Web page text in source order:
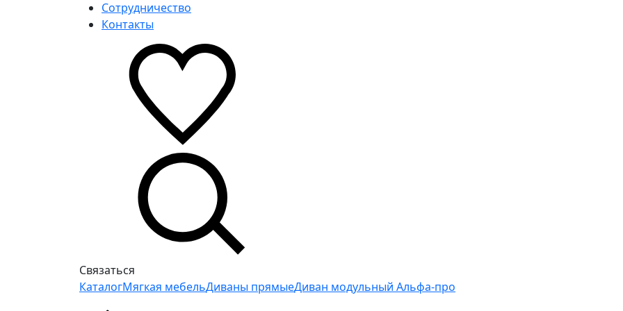
Сотрудничество
Контакты
Связаться
КаталогМягкая мебельДиваны прямыеДиван модульный Альфа-про